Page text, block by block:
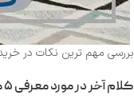
بررسی مهم ترین نکات در
کلام آخر در مورد معرفی ۵ مدل صندلی راکر یا گهواره ای